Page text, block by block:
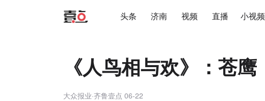
头条 济南 视频 直播 小视频
《人鸟相与欢》：苍鹰
大众报业·齐鲁壹点 06-22